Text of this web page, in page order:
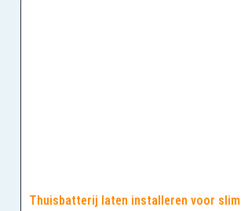
Thuisbatterij laten installeren voor slim